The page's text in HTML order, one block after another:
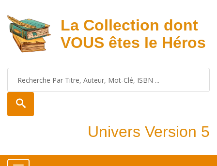
La Collection dont
VOUS êtes le Héros
Univers Version 5